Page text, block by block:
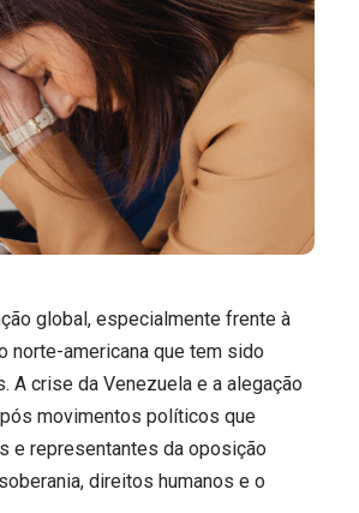
global, especialmente frente à
norte-americana que tem sido
A crise da Venezuela e a alegação
movimentos políticos que
e representantes da oposição
direitos humanos e o